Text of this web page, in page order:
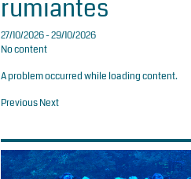
rumiantes
27/10/2026 - 29/10/2026
No content
A problem occurred while loading content.
PreviousNext